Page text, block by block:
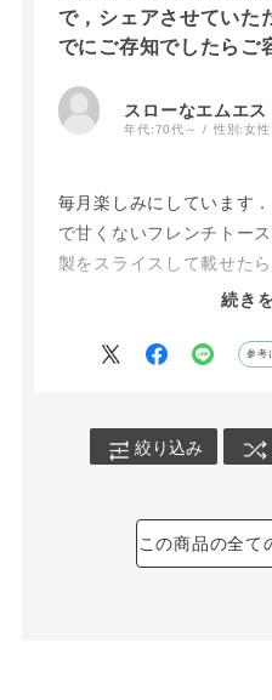
で，シェアさせていた
でにご存知でしたらご
スローなエムエス
年代:70代～ 性別:女性
毎月楽しみにしています
で甘くないフレンチトー
製をスライスして載せた
のでお知らせする次第で
きたくなりました．すで
続き
参考
絞り込み
この商品の全て